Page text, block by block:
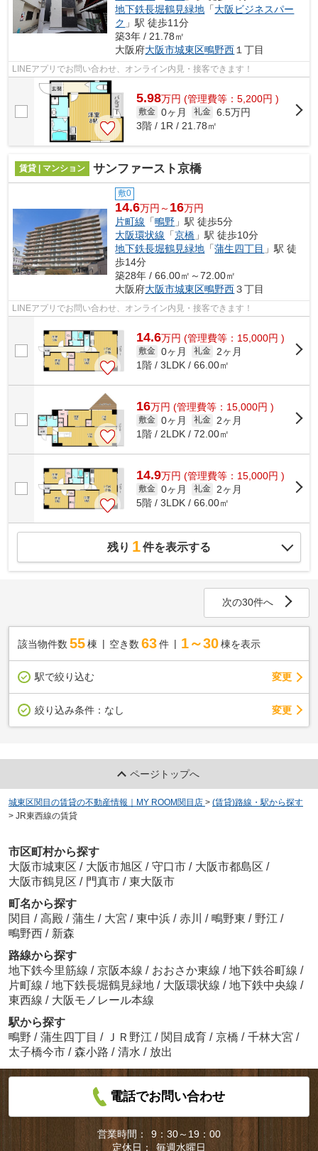
地下鉄長堀鶴見緑地 「大阪ビジネスパー
ク 」駅 徒歩11分
築3年 / 21.78㎡
大阪府大阪市城東区鴫野西 １丁目
LINEアプリでお問い合わせ、オンライン内見・接客できます！
5.98万円 (管理費等：5,200円 )
敷金 0ヶ月 礼金 6.5万円
3階 / 1R / 21.78㎡
賃貸 | マンション サンファースト京橋
敷0
14.6万円～ 16万円
片町線 「鴫野 」駅 徒歩5分
大阪環状線 「京橋 」駅 徒歩10分
地下鉄長堀鶴見緑地 「蒲生四丁目 」駅 徒
歩14分
築28年 / 66.00㎡～72.00㎡
大阪府大阪市城東区鴫野西３丁目
LINEアプリでお問い合わせ、オンライン内見・接客できます！
14.6万円 (管理費等：15,000円 )
敷金 0ヶ月 礼金
2ヶ月
1階 / 3LDK / 66.00㎡
16万円 (管理費等：15,000円 )
敷金 0ヶ月 礼金
2ヶ月
1階 / 2LDK / 72.00㎡
14.9万円 (管理費等：15,000円 )
敷金 0ヶ月 礼金
2ヶ月
5階 / 3LDK / 66.00㎡
残り 1件を表示する
次の30件へ
該当物件数 55棟 空き数 63 件 1～30 棟を表示
駅で絞り込む 変更
絞り込み条件： なし 変更
ページトップへ
城東区関目の賃貸の不動産情報｜MY ROOM関目店 > (賃貸)路線・駅から探す
> JR東西線の賃貸
市区町村から探す
大阪市城東区 / 大阪市旭区 / 守口市 / 大阪市都島区 /
大阪市鶴見区 / 門真市 / 東大阪市
町名から探す
関目 / 高殿 / 蒲生 / 大宮 / 東中浜 / 赤川 / 鴫野東 / 野江 /
鴫野西 / 新森
路線から探す
地下鉄今里筋線 / 京阪本線 / おおさか東線 / 地下鉄谷町線 /
片町線 / 地下鉄長堀鶴見緑地 / 大阪環状線 / 地下鉄中央線 /
東西線 / 大阪モノレール本線
駅から探す
鴫野 / 蒲生四丁目 / ＪＲ野江 / 関目成育 / 京橋 / 千林大宮 /
太子橋今市 / 森小路 / 清水 / 放出
電話でお問い合わせ
営業時間：
9：30～19：00
定休日：
毎週水曜日